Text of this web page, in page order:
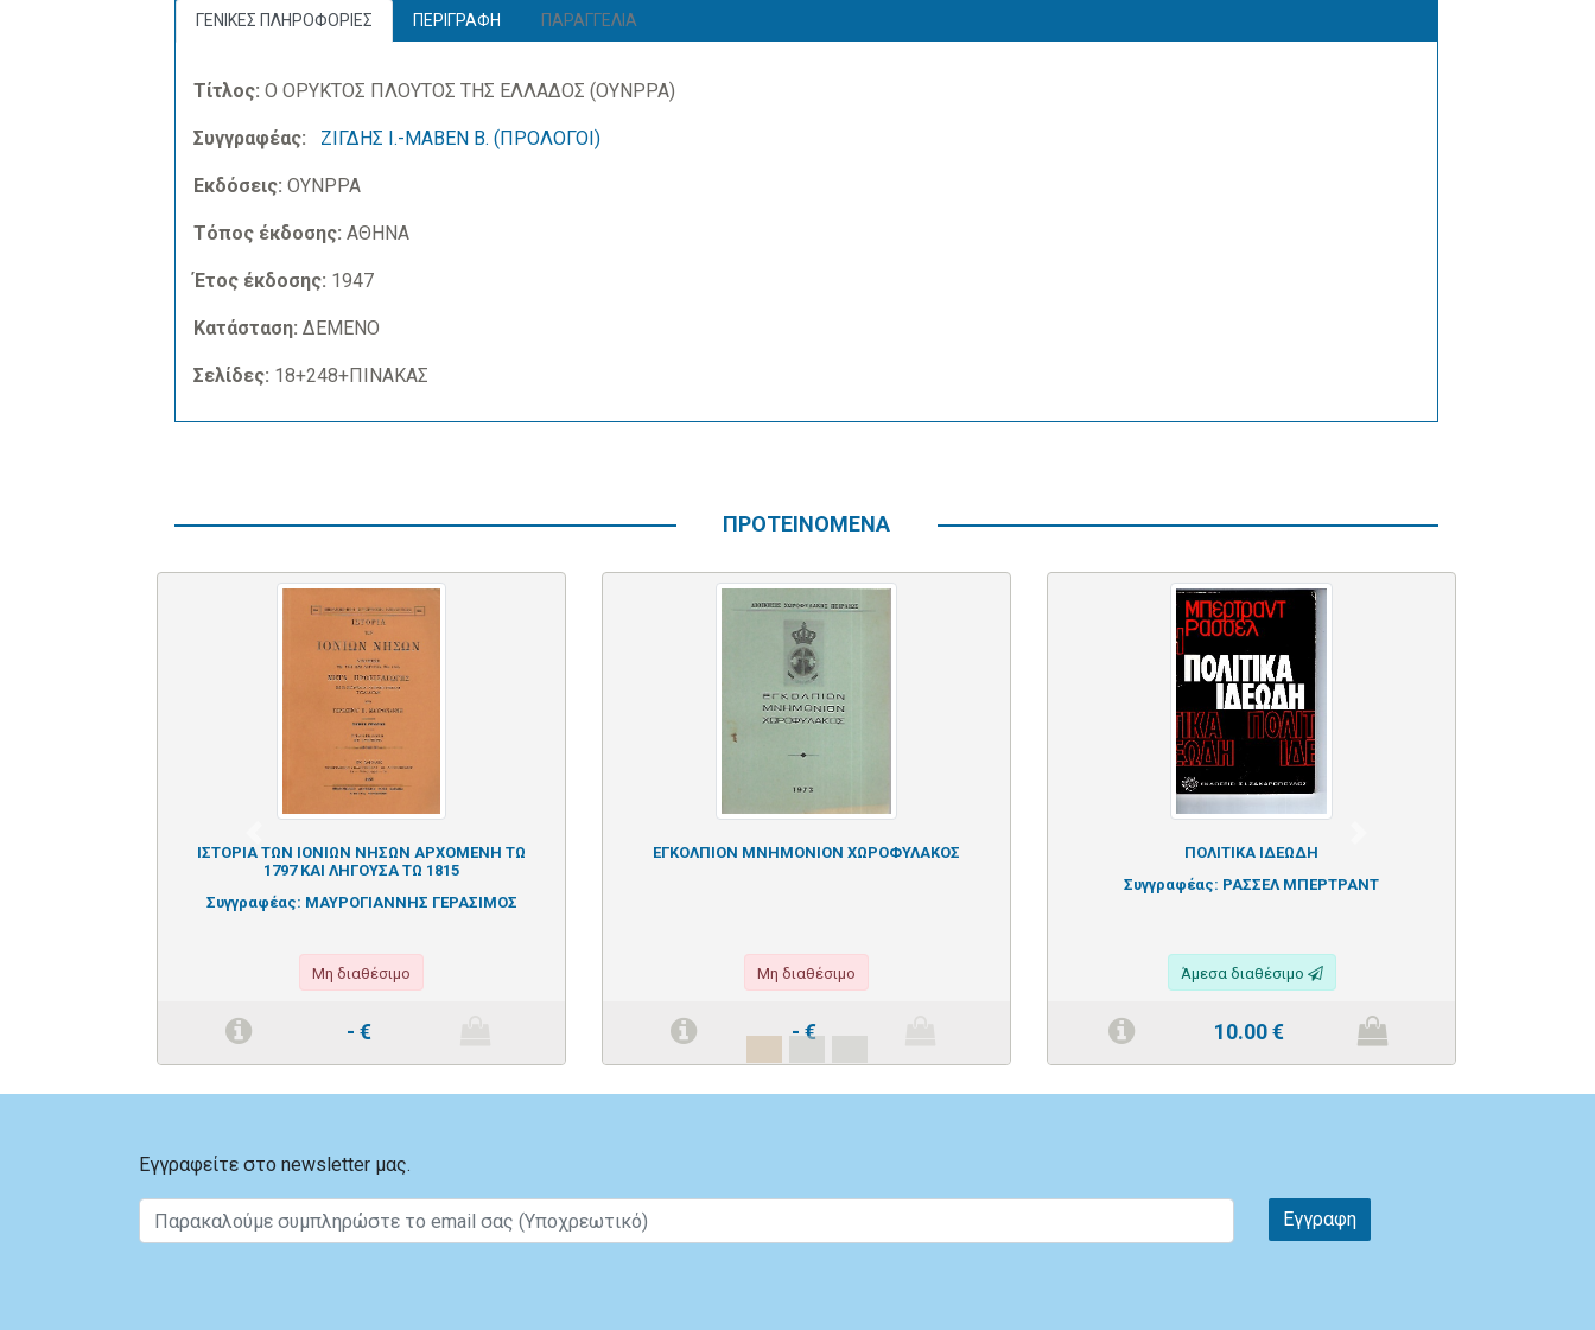
ΓΕΝΙΚΕΣ ΠΛΗΡΟΦΟΡΙΕΣ ΠΕΡΙΓΡΑΦΗ ΠΑΡΑΓΓΕΛΙΑ
Τίτλος: Ο ΟΡΥΚΤΟΣ ΠΛΟΥΤΟΣ ΤΗΣ ΕΛΛΑΔΟΣ (ΟΥΝΡΡΑ)
Συγγραφέας: ΖΙΓΔΗΣ Ι.-MABEN B. (ΠΡΟΛΟΓΟΙ)
Εκδόσεις: ΟΥΝΡΡΑ
Τόπος έκδοσης: ΑΘΗΝΑ
Έτος έκδοσης: 1947
Κατάσταση: ΔΕΜΕΝΟ
Σελίδες: 18+248+ΠΙΝΑΚΑΣ
ΠΡΟΤΕΙΝΟΜΕΝΑ
ΙΣΤΟΡΙΑ ΤΩΝ ΙΟΝΙΩΝ ΝΗΣΩΝ ΑΡΧΟΜΕΝΗ ΤΩ
1797 ΚΑΙ ΛΗΓΟΥΣΑ ΤΩ 1815
Συγγραφέας: ΜΑΥΡΟΓΙΑΝΝΗΣ ΓΕΡΑΣΙΜΟΣ
Μη διαθέσιμο
- €
ΕΓΚΟΛΠΙΟΝ ΜΝΗΜΟΝΙΟΝ ΧΩΡΟΦΥΛΑΚΟΣ
Μη διαθέσιμο
- €
ΠΟΛΙΤΙΚΑ ΙΔΕΩΔΗ
Συγγραφέας: ΡΑΣΣΕΛ ΜΠΕΡΤΡΑΝΤ
Άμεσα διαθέσιμο
10.00€
Previous
Εγγραφείτε στο newsletter μας.
Εγγραφη